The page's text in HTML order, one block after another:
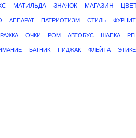
МАТИЛЬДА ЗНАЧОК МАГАЗИН
АППАРАТ ПАТРИОТИЗМ СТИЛЬ
ОЧКИ РОМ АВТОБУС ШАПКА
БАТНИК ПИДЖАК ФЛЕЙТА